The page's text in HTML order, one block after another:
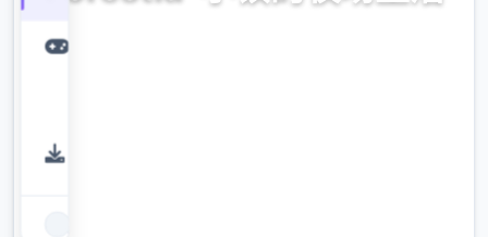
官方中文，中文版，下载，攻略，mod，补丁